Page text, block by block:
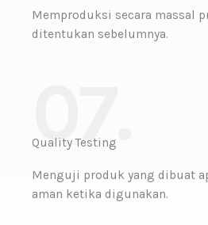
Memproduksi secara massal
ditentukan sebelumnya.
07.
Quality Testing
Menguji produk yang dibuat
aman ketika digunakan.